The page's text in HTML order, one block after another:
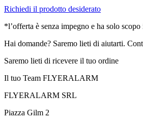
Richiedi il prodotto desiderato
*l’offerta è senza impegno e ha solo
Hai domande? Saremo lieti di aiutarti.
Saremo lieti di ricevere il tuo ordine
Il tuo Team FLYERALARM
FLYERALARM SRL
Piazza Gilm 2